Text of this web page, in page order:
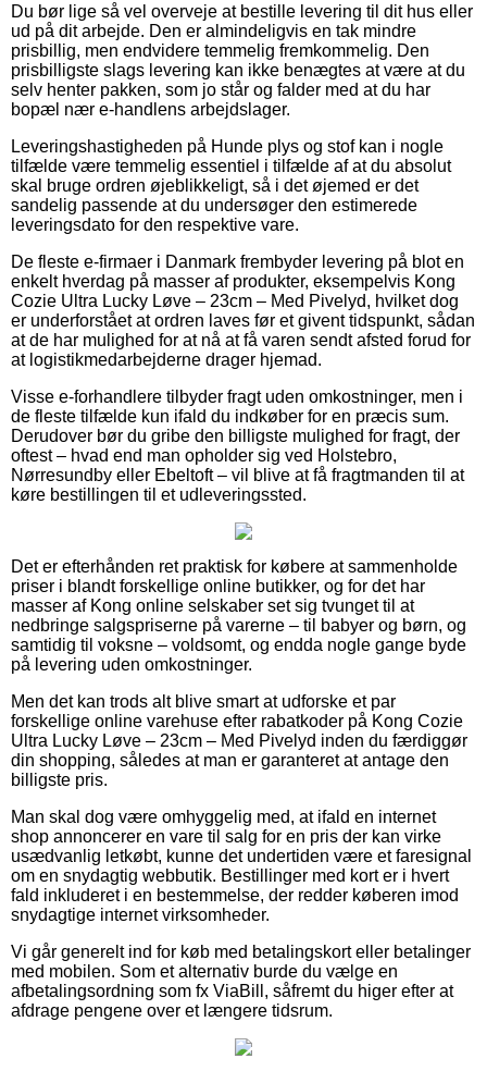
Du bør lige så vel overveje at bestille levering til dit hus eller
ud på dit arbejde. Den er almindeligvis en tak mindre
prisbillig, men endvidere temmelig fremkommelig. Den
prisbilligste slags levering kan ikke benægtes at være at du
selv henter pakken, som jo står og falder med at du har
bopæl nær e-handlens arbejdslager.
Leveringshastigheden på Hunde plys og stof kan i nogle
tilfælde være temmelig essentiel i tilfælde af at du absolut
skal bruge ordren øjeblikkeligt, så i det øjemed er det
sandelig passende at du undersøger den estimerede
leveringsdato for den respektive vare.
De fleste e-firmaer i Danmark frembyder levering på blot en
enkelt hverdag på masser af produkter, eksempelvis Kong
Cozie Ultra Lucky Løve – 23cm – Med Pivelyd, hvilket dog
er underforstået at ordren laves før et givent tidspunkt, sådan
at de har mulighed for at nå at få varen sendt afsted forud for
at logistikmedarbejderne drager hjemad.
Visse e-forhandlere tilbyder fragt uden omkostninger, men i
de fleste tilfælde kun ifald du indkøber for en præcis sum.
Derudover bør du gribe den billigste mulighed for fragt, der
oftest – hvad end man opholder sig ved Holstebro,
Nørresundby eller Ebeltoft – vil blive at få fragtmanden til at
køre bestillingen til et udleveringssted.
Det er efterhånden ret praktisk for købere at sammenholde
priser i blandt forskellige online butikker, og for det har
masser af Kong online selskaber set sig tvunget til at
nedbringe salgspriserne på varerne – til babyer og børn, og
samtidig til voksne – voldsomt, og endda nogle gange byde
på levering uden omkostninger.
Men det kan trods alt blive smart at udforske et par
forskellige online varehuse efter rabatkoder på Kong Cozie
Ultra Lucky Løve – 23cm – Med Pivelyd inden du færdiggør
din shopping, således at man er garanteret at antage den
billigste pris.
Man skal dog være omhyggelig med, at ifald en internet
shop annoncerer en vare til salg for en pris der kan virke
usædvanlig letkøbt, kunne det undertiden være et faresignal
om en snydagtig webbutik. Bestillinger med kort er i hvert
fald inkluderet i en bestemmelse, der redder køberen imod
snydagtige internet virksomheder.
Vi går generelt ind for køb med betalingskort eller betalinger
med mobilen. Som et alternativ burde du vælge en
afbetalingsordning som fx ViaBill, såfremt du higer efter at
afdrage pengene over et længere tidsrum.